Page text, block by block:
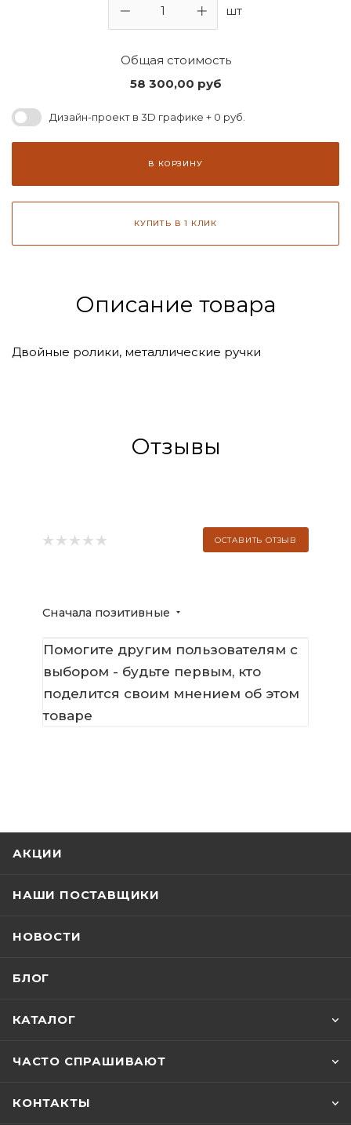
шт
Общая стоимость
58 300,00 руб
Дизайн-проект в 3D графике + 0 руб.
В КОРЗИНУ
КУПИТЬ В 1 КЛИК
Описание товара
Двойные ролики, металлические ручки
Отзывы
ОСТАВИТЬ ОТЗЫВ
Сначала позитивные
Помогите другим пользователям с
выбором - будьте первым, кто
поделится своим мнением об этом
товаре
АКЦИИ
НАШИ ПОСТАВЩИКИ
НОВОСТИ
БЛОГ
КАТАЛОГ
ЧАСТО СПРАШИВАЮТ
КОНТАКТЫ